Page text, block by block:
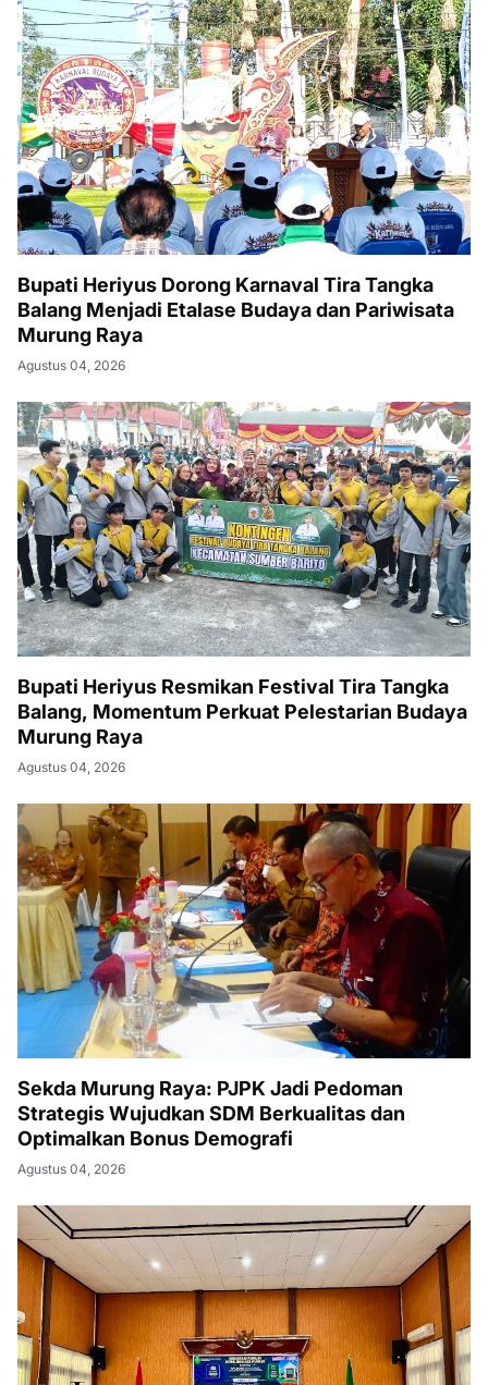
Bupati Heriyus Dorong Karnaval Tira Tangka
Balang Menjadi Etalase Budaya dan Pariwisata
Murung Raya
Agustus 04, 2026
Bupati Heriyus Resmikan Festival Tira Tangka
Balang, Momentum Perkuat Pelestarian Budaya
Murung Raya
Agustus 04, 2026
Sekda Murung Raya: PJPK Jadi Pedoman
Strategis Wujudkan SDM Berkualitas dan
Optimalkan Bonus Demografi
Agustus 04, 2026